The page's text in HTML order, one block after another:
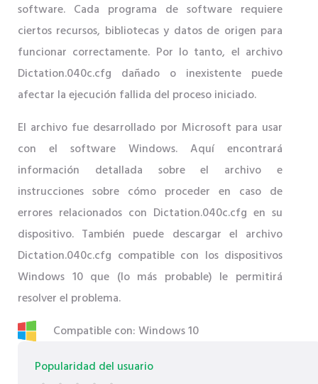
software. Cada programa de software requiere
ciertos recursos, bibliotecas y datos de origen para
funcionar correctamente. Por lo tanto, el archivo
Dictation.040c.cfg dañado o inexistente puede
afectar la ejecución fallida del proceso iniciado.
El archivo fue desarrollado por Microsoft para usar
con el software Windows. Aquí encontrará
información detallada sobre el archivo e
instrucciones sobre cómo proceder en caso de
errores relacionados con Dictation.040c.cfg en su
dispositivo. También puede descargar el archivo
Dictation.040c.cfg compatible con los dispositivos
Windows 10 que (lo más probable) le permitirá
resolver el problema.
Compatible con: Windows 10
Popularidad del usuario